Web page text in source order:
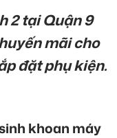
2 tại Quận 9
mãi cho
đặt phụ kiện.
khoan máy